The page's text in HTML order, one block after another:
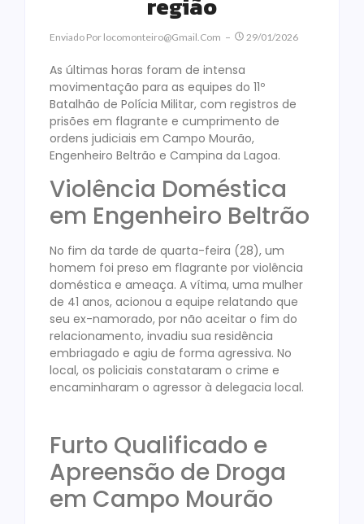
Enviado Por Locomonteiro@gmail.com 29/01/2026
As últimas horas foram de intensa
movimentação para as equipes do 11º
Batalhão de Polícia Militar, com registros de
prisões em flagrante e cumprimento de
ordens judiciais em Campo Mourão,
Engenheiro Beltrão e Campina da Lagoa.
Violência Doméstica
em Engenheiro Beltrão
No fim da tarde de quarta-feira (28), um
homem foi preso em flagrante por violência
doméstica e ameaça. A vítima, uma mulher
de 41 anos, acionou a equipe relatando que
seu ex-namorado, por não aceitar o fim do
relacionamento, invadiu sua residência
embriagado e agiu de forma agressiva. No
local, os policiais constataram o crime e
encaminharam o agressor à delegacia local.
Furto Qualificado e
Apreensão de Droga
em Campo Mourão